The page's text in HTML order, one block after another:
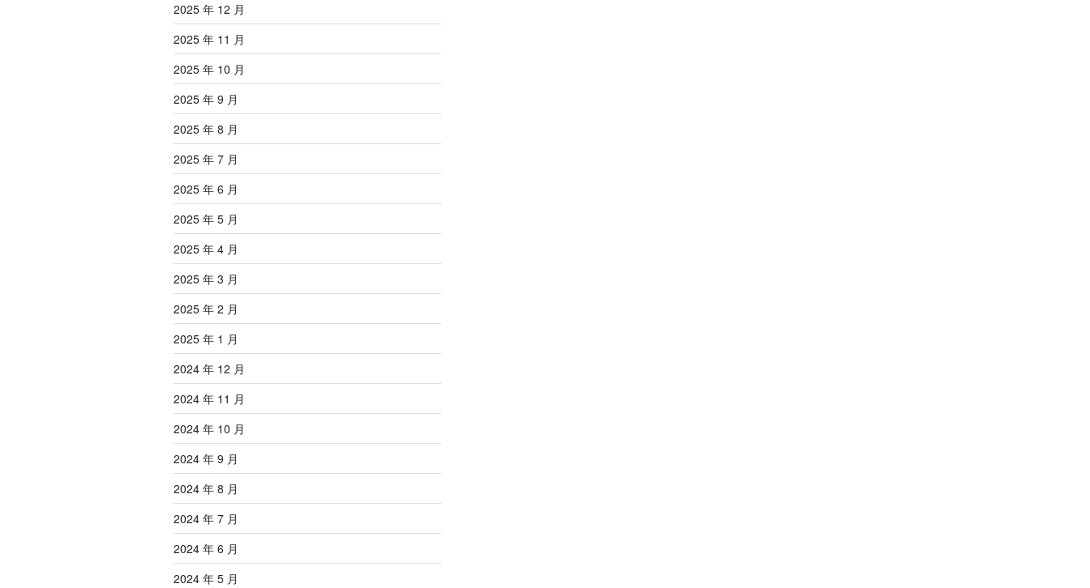
2025 年 12 月
2025 年 11 月
2025 年 10 月
2025 年 9 月
2025 年 8 月
2025 年 7 月
2025 年 6 月
2025 年 5 月
2025 年 4 月
2025 年 3 月
2025 年 2 月
2025 年 1 月
2024 年 12 月
2024 年 11 月
2024 年 10 月
2024 年 9 月
2024 年 8 月
2024 年 7 月
2024 年 6 月
2024 年 5 月